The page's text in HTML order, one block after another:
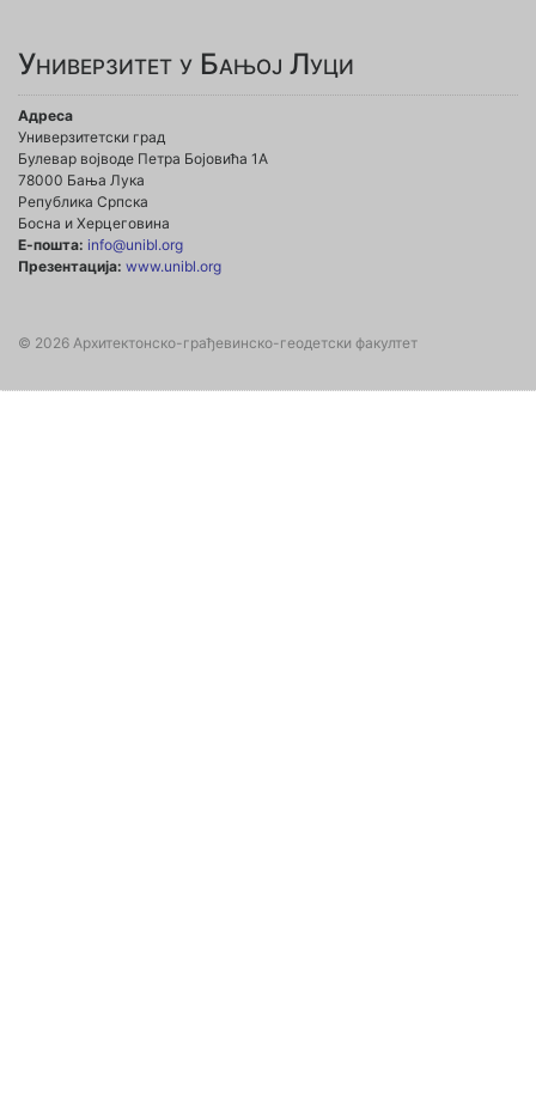
Универзитет у Бањој Луци
Адреса
Универзитетски град
Булевар војводе Петра Бојовића 1А
78000 Бања Лука
Република Српска
Босна и Херцеговина
Е-пошта: info@unibl.org
Презентација: www.unibl.org
© 2026 Архитектонско-грађевинско-геодетски факултет